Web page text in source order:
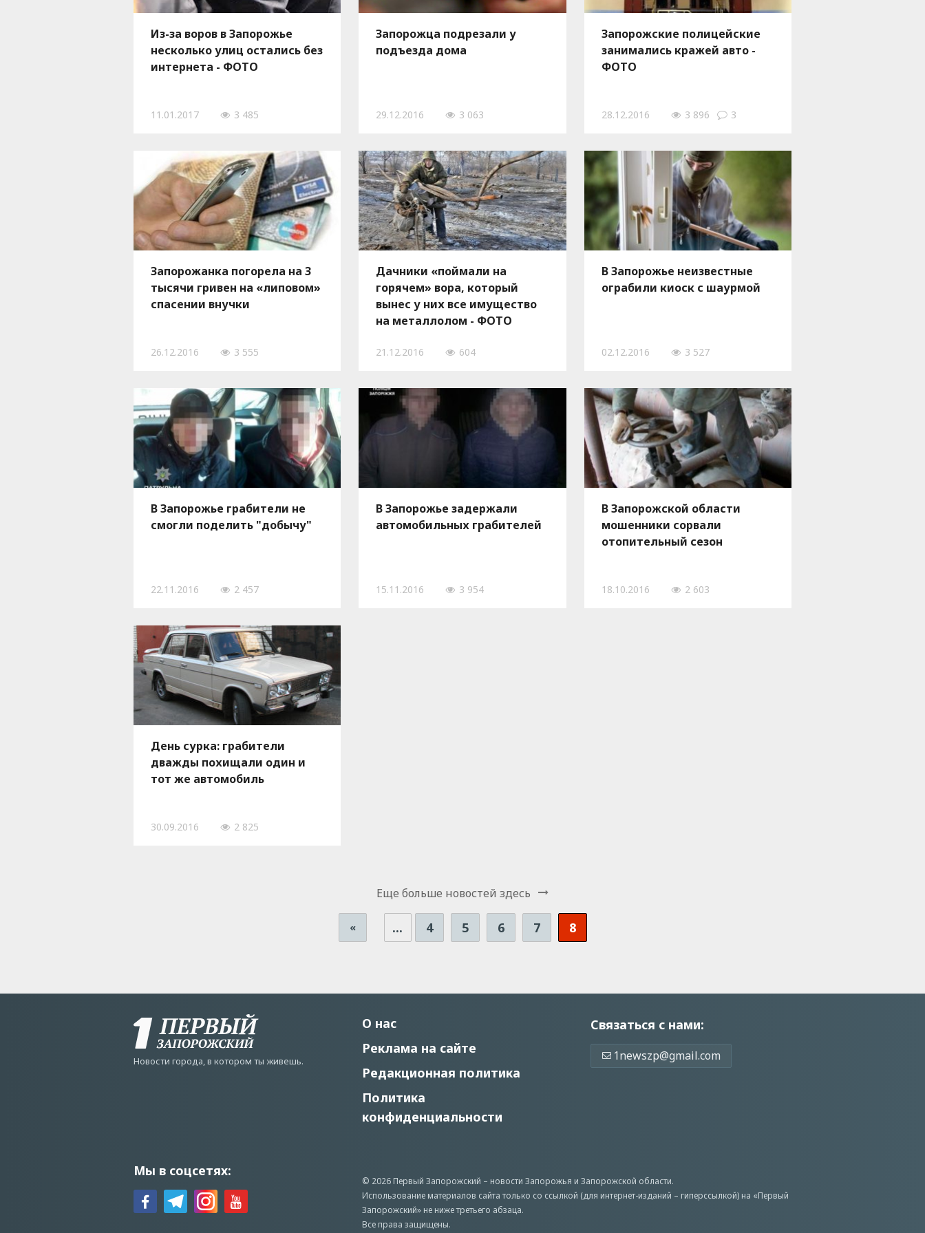
Из-за воров в Запорожье
несколько улиц остались без
интернета - ФОТО
11.01.2017 3 485
Запорожца подрезали у
подъезда дома
29.12.2016 3 063
Запорожские полицейские
занимались кражей авто -
ФОТО
28.12.2016 3 896 3
Запорожанка погорела на 3
тысячи гривен на «липовом»
спасении внучки
26.12.2016 3 555
Дачники «поймали на
горячем» вора, который
вынес у них все имущество
на металлолом - ФОТО
21.12.2016 604
В Запорожье неизвестные
ограбили киоск с шаурмой
02.12.2016 3 527
В Запорожье грабители не
смогли поделить "добычу"
22.11.2016 2 457
В Запорожье задержали
автомобильных грабителей
15.11.2016 3 954
В Запорожской области
мошенники сорвали
отопительный сезон
18.10.2016 2 603
День сурка: грабители
дважды похищали один и
тот же автомобиль
30.09.2016 2 825
Еще больше новостей здесь
« ... 4 5 6 7 8
Новости города, в котором ты живешь.
О нас
Реклама на сайте
Редакционная политика
Политика
конфиденциальности
Связаться с нами:
1newszp@gmail.com
Мы в соцсетях:
© 2026 Первый Запорожский – новости Запорожья и Запорожской области.
Использование материалов сайта только со ссылкой (для интернет-изданий – гиперссылкой) на «Первый
Запорожский» не ниже третьего абзаца.
Все права защищены.